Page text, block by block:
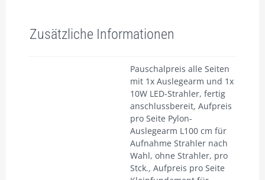
Zusätzliche Informationen
Pauschalpreis alle Seiten
mit 1x Auslegearm und 1x
10W LED-Strahler, fertig
anschlussbereit, Aufpreis
pro Seite Pylon-
Auslegearm L100 cm für
Aufnahme Strahler nach
Wahl, ohne Strahler, pro
Stck., Aufpreis pro Seite